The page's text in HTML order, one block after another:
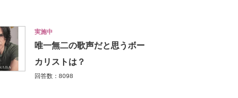
実施中
唯一無二の歌声だと思うボー
カリストは？
回答数：8098